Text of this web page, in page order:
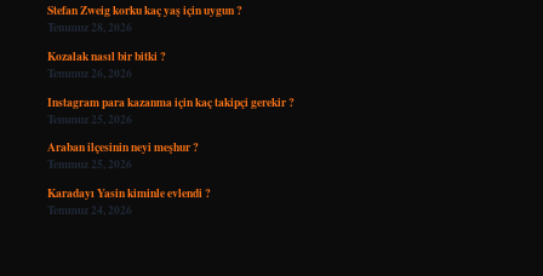
Stefan Zweig korku kaç yaş için uygun ?
Temmuz 28, 2026
Kozalak nasıl bir bitki ?
Temmuz 26, 2026
Instagram para kazanma için kaç takipçi gerekir ?
Temmuz 25, 2026
Araban ilçesinin neyi meşhur ?
Temmuz 25, 2026
Karadayı Yasin kiminle evlendi ?
Temmuz 24, 2026